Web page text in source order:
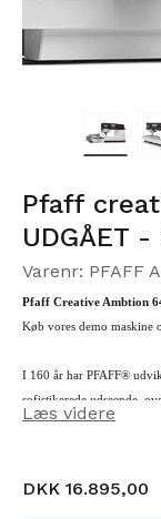
Pfaff
UDGÅET -
Varenr: PFAFF
Pfaff Creative Ambtion
Køb vores demo maskine
I 160 år har PFAFF®
sofistikerede udseende,
creative™ ambition™ 640
broderisoftware og et
Læs videre
DKK 16.895,00